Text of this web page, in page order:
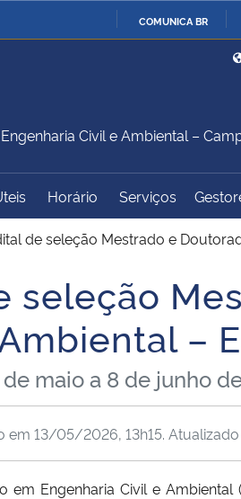
COMUNICA BR
Ministério da Defesa
Ministério do
Desenvolvimento Regional
União
Advocacia-Geral da União Banco
Civil e Ambiental –
Horário Serviços
de seleção Mestrado e
seleção
–
maio a 8 de junho
em 13/05/2026, 13h15. Atualizado
Engenharia Civil e Ambiental